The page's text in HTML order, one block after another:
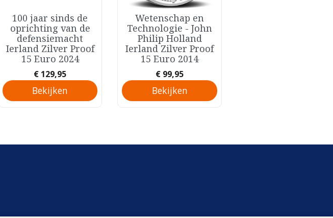
Snel bekijken
100 jaar sinds de
oprichting van de
defensiemacht
Ierland Zilver Proof
15 Euro 2024
Prijs
€ 129,95
Bekijken
Snel bekijken
Wetenschap en
Technologie - John
Philip Holland
Ierland Zilver Proof
15 Euro 2014
Prijs
€ 99,95
Bekijken